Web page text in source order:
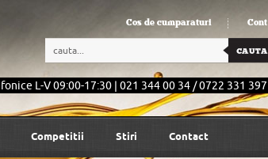
Cos de cumparaturi Cont
L-V 09:00-17:30 | 021 344 00 34 / 0722 331 397
Competitii Stiri Contact